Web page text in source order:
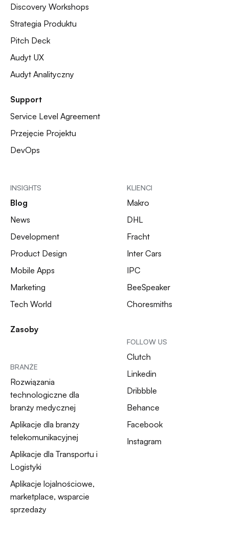
Discovery Workshops
Strategia Produktu
Pitch Deck
Audyt UX
Audyt Analityczny
Support
Service Level Agreement
Przejęcie Projektu
DevOps
INSIGHTS
Blog
News
Development
Product Design
Mobile Apps
Marketing
Tech World
Zasoby
BRANŻE
Rozwiązania
technologiczne dla
branży medycznej
Aplikacje dla branży
telekomunikacyjnej
Aplikacje dla Transportu i
Logistyki
Aplikacje lojalnościowe,
marketplace, wsparcie
sprzedaży
KLIENCI
Makro
DHL
Fracht
Inter Cars
IPC
BeeSpeaker
Choresmiths
FOLLOW US
Clutch
Linkedin
Dribbble
Behance
Facebook
Instagram